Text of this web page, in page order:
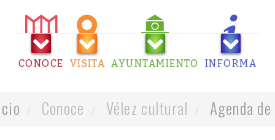
CONOCE VISITA AYUNTAMIENTO INFORMA
Conoce Vélez cultural Agenda